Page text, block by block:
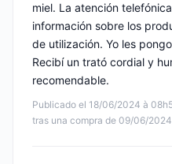
Publicado el 18/06/2024 à
tras una compra de 09/06/2024
miel. La atención
información sobre los
de utilización. Yo les
Recibí un trató cordial y
recomendable.